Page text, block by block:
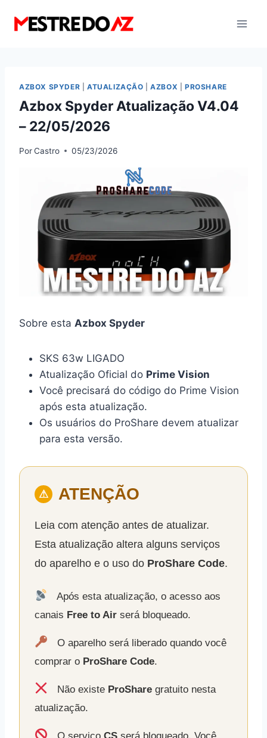
para
AZBOX SPYDER ATUALIZAÇÃO |AZBOX |PROSHARE
Azbox Spyder Atualização V4.04
– 22/05/2026
PorCastro 05/23/2026
Sobre esta Azbox Spyder
SKS 63w LIGADO
Atualização Oficial do Prime Vision
Você precisará do código do Prime Vision
após esta atualização.
Os usuários do ProShare devem atualizar
para esta versão.
⚠ ATENÇÃO
Leia com atenção antes de atualizar.
Esta atualização altera alguns serviços
do aparelho e o uso do ProShare Code.
Após esta atualização, o acesso aos
canais Free to Air será bloqueado.
O aparelho será liberado quando você
comprar o ProShare Code.
Não existe ProSharegratuito nesta
atualização.
O serviço CSserá bloqueado. Você